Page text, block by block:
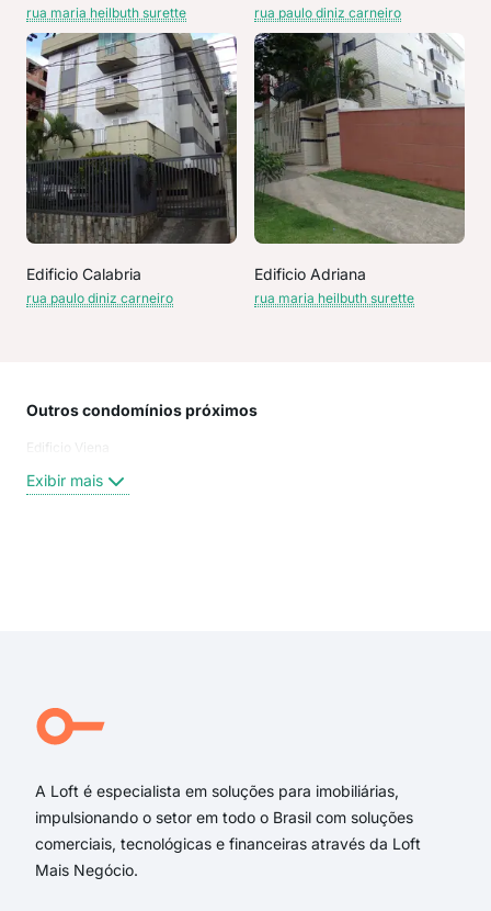
rua maria heilbuth surette rua paulo diniz carneiro
Edificio Calabria
rua paulo diniz carneiro
Edificio Adriana
rua maria heilbuth surette
Outros condomínios próximos
Edificio Viena
Exibir mais
A Loft é especialista em soluções para imobiliárias,
impulsionando o setor em todo o Brasil com soluções
comerciais, tecnológicas e financeiras através da Loft
Mais Negócio.